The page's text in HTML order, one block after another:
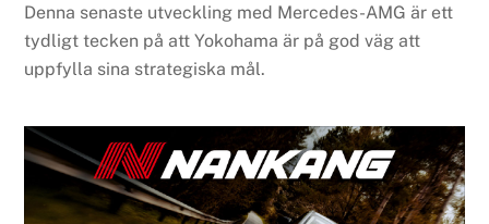
Denna senaste utveckling med Mercedes-AMG är ett
tydligt tecken på att Yokohama är på god väg att
uppfylla sina strategiska mål.